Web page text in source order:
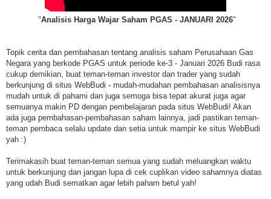
"Analisis Harga Wajar Saham PGAS - JANUARI 2026"
Topik cerita dan pembahasan tentang analisis saham Perusahaan Gas
Negara yang berkode PGAS untuk periode ke-3 - Januari 2026 Budi rasa
cukup demikian, buat teman-teman investor dan trader yang sudah
berkunjung di situs WebBudi - mudah-mudahan pembahasan analisisnya
mudah untuk di pahami dan juga semoga bisa tepat akurat juga agar
semuanya makin PD dengan pembelajaran pada situs WebBudi! Akan
ada juga pembahasan-pembahasan saham lainnya, jadi pastikan teman-
teman pembaca selalu update dan setia untuk mampir ke situs WebBudi
yah :)
Terimakasih buat teman-teman semua yang sudah meluangkan waktu
untuk berkunjung dan jangan lupa di cek cuplikan video sahamnya diatas
yang udah Budi sematkan agar lebih paham betul yah!